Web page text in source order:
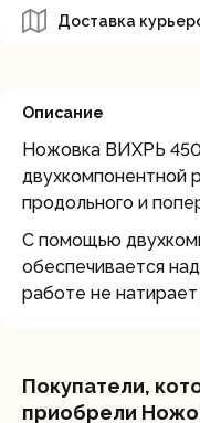
Доставка
Описание
Ножовка ВИХРЬ
двухкомпонентной
продольного и
С помощью
обеспечивается
работе не натирает
Покупатели,
приобрели